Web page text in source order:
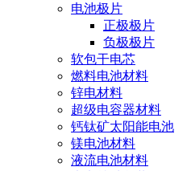
电池极片
正极极片
负极极片
软包干电芯
燃料电池材料
锌电材料
超级电容器材料
钙钛矿太阳能电池
镁电池材料
液流电池材料